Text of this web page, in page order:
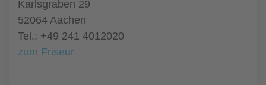
Karlsgraben 29
52064 Aachen
Tel.: +49 241 4012020
zum Friseur